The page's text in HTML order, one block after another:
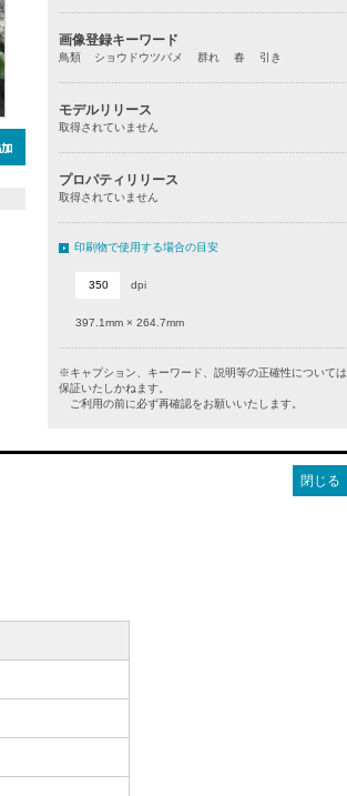
画像登録キーワード
鳥類 ショウドウツバメ 群れ 春 引き
モデルリリース
取得されていません
プロパティリリース
取得されていません
印刷物で使用する場合の目安
dpi
397.1mm × 264.7mm
※キャプション、キーワード、説明等の正確性については
保証いたしかねます。
ご利用の前に必ず再確認をお願いいたします。
閉じる